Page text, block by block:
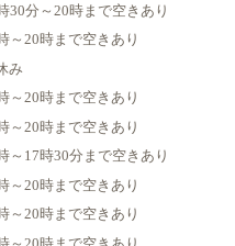
30分～20時まで空きあり
～20時まで空きあり
み
～20時まで空きあり
～20時まで空きあり
～17時30分まで空きあり
～20時まで空きあり
～20時まで空きあり